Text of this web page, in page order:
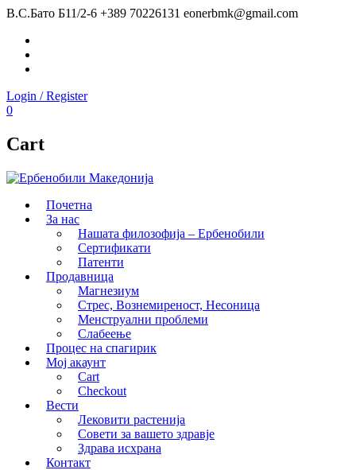
В.С.Бато Б11/2-6 +389 70226131 eonerbmk@gmail.com
Login / Register
0
Cart
Почетна
За нас
Нашата филозофија – Ербенобили
Сертификати
Патенти
Продавница
Магнезиум
Стрес, Вознемиреност, Несоница
Менструални проблеми
Слабеење
Процес на спагирик
Мој акаунт
Cart
Checkout
Вести
Лековити растенија
Совети за вашето здравје
Здрава исхрана
Контакт